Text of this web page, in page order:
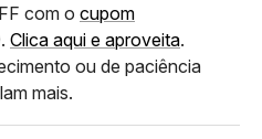
com o cupom
Clica aqui e aproveita.
ou de paciência
mais.